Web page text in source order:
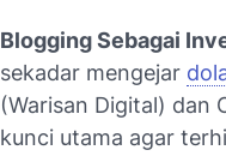
Blogging Sebagai
sekadar mengejar
(Warisan Digital) dan
kunci utama agar